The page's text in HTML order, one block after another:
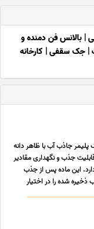
| بالانس فن دمنده و
| جک سقفی| کارخانه
پلیمر جاذب آب با ظاهر دانه
جذب و نگهداری مقادیر
این ماده پس از جذب
ذخیره شده را در اختیار